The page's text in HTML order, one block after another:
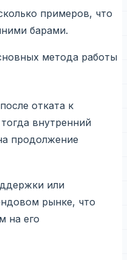
примеров, что
барами.
метода работы
отката к
внутренний
продолжение
или
рынке, что
на его